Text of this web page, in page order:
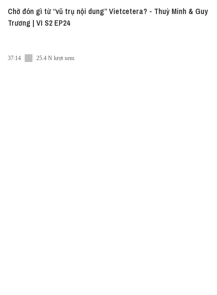
Chờ đón gì từ “vũ trụ nội dung” Vietcetera? - Thuỳ Minh & Guy
Trương | VI S2 EP24
37:14 25.4 N lượt xem